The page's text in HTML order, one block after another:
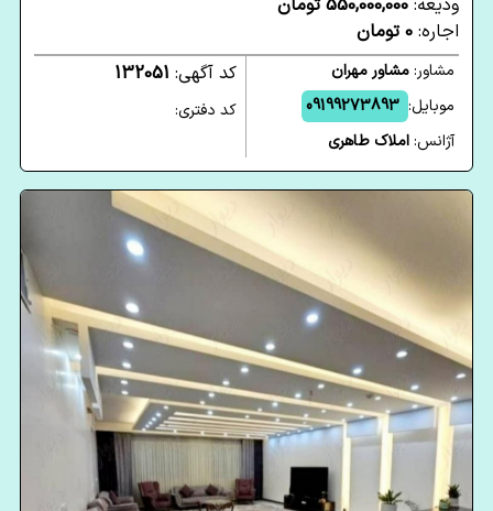
ودیعه: 550,000,000 تومان
اجاره: 0 تومان
مشاور:مشاور مهران
موبایل: 09199273893
آژانس:املاک طاهری
کد آگهی: 132051
کد دفتری: